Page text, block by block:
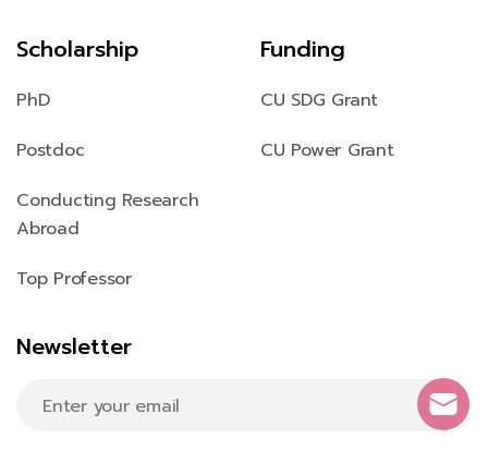
Scholarship
PhD
Postdoc
Conducting Research
Abroad
Top Professor
Funding
CU SDG Grant
CU Power Grant
Newsletter